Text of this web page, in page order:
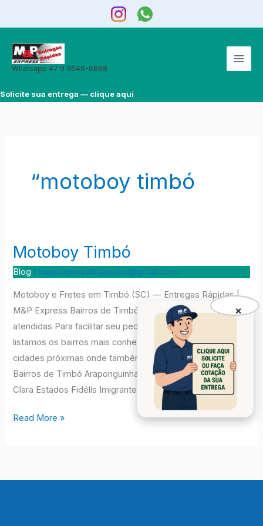
conteúdo
Whatsapp 47 9 9646-6888
Solicite sua entrega — clique aqui
“motoboy timbó
Motoboy Timbó
Blog / mepexpressfinanceiro@gmail.com
Motoboy e Fretes em Timbó (SC) — Entregas Rápidas |
M&P Express Bairros de Timbó e cidades vizinhas
atendidas Para facilitar seu pedido e otimizar a logística,
listamos os bairros mais conhecidos de Timbó e as
cidades próximas onde também realizamos entregas.
Bairros de Timbó Araponguinhas Bela Vista Centro Dona
Clara Estados Fidélis Imigrantes Mulde […]
Motoboy
Timbó
Read More »
×